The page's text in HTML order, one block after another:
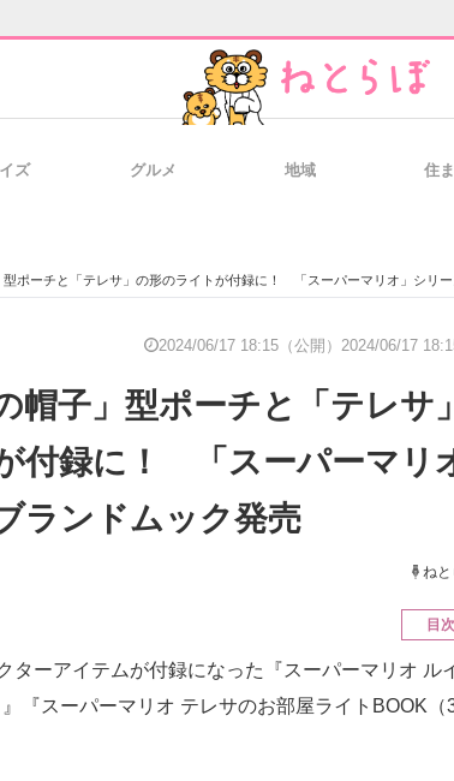
ズ グルメ 地域 住
ポーチと「テレサ」の形のライトが付録に！ 「スーパーマリオ」シリーズのブランド
2024/06/17 18:15（公開） 2024/06/17
帽子」型ポーチと「テレサ
付録に！ 「スーパーマリ
ランドムック発売
ね
目
ーアイテムが付録になった『スーパーマリオ ル
『スーパーマリオ テレサのお部屋ライトBOOK（